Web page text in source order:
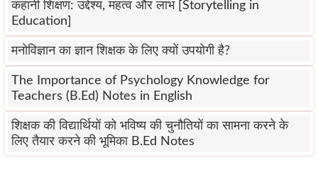
कहानी शिक्षण: उद्देश्य, महत्व और लाभ [Storytelling in
Education]
मनोविज्ञान का ज्ञान शिक्षक के लिए क्यों उपयोगी है?
The Importance of Psychology Knowledge for
Teachers (B.Ed) Notes in English
शिक्षक की विद्यार्थियों को भविष्य की चुनौतियों का सामना करने के
लिए तैयार करने की भूमिका B.Ed Notes